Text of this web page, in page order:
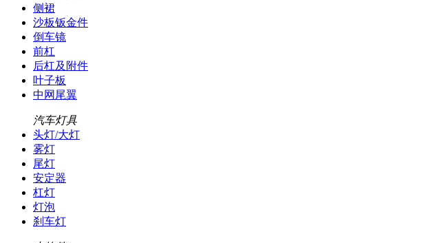
侧裙
沙板钣金件
倒车镜
前杠
后杠及附件
叶子板
中网尾翼
汽车灯具
头灯/大灯
雾灯
尾灯
安定器
杠灯
灯泡
刹车灯